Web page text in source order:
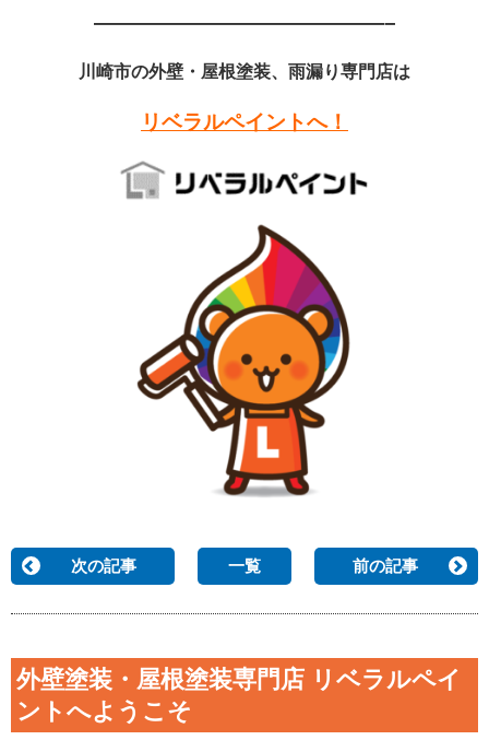
——————————————–
川崎市の外壁・屋根塗装、雨漏り専門店は
リベラルペイントへ！
次の記事 一覧 前の記事
外壁塗装・屋根塗装専門店 リベラルペイ
ントへようこそ